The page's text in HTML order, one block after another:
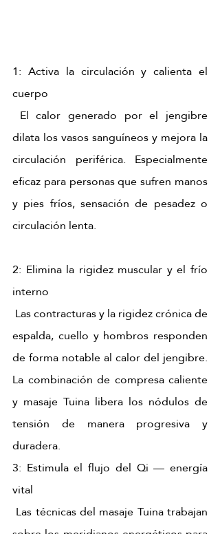
1: Activa la circulación y calienta el
cuerpo
El calor generado por el jengibre
dilata los vasos sanguíneos y mejora la
circulación periférica. Especialmente
eficaz para personas que sufren manos
y pies fríos, sensación de pesadez o
circulación lenta.
2: Elimina la rigidez muscular y el frío
interno
Las contracturas y la rigidez crónica de
espalda, cuello y hombros responden
de forma notable al calor del jengibre.
La combinación de compresa caliente
y masaje Tuina libera los nódulos de
tensión de manera progresiva y
duradera.
3: Estimula el flujo del Qi — energía
vital
Las técnicas del masaje Tuina trabajan